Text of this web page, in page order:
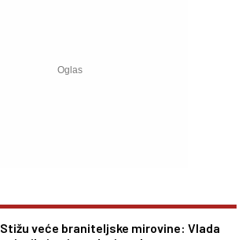
Stižu veće braniteljske mirovine: Vlada